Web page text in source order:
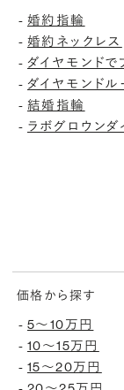
- 婚約指輪
- 婚約ネックレス
- ダイヤモンドで
- ダイヤモンドル
- 結婚指輪
- ラボグロウンダ
価格から探す
- 5〜10万円
- 10〜15万円
- 15〜20万円